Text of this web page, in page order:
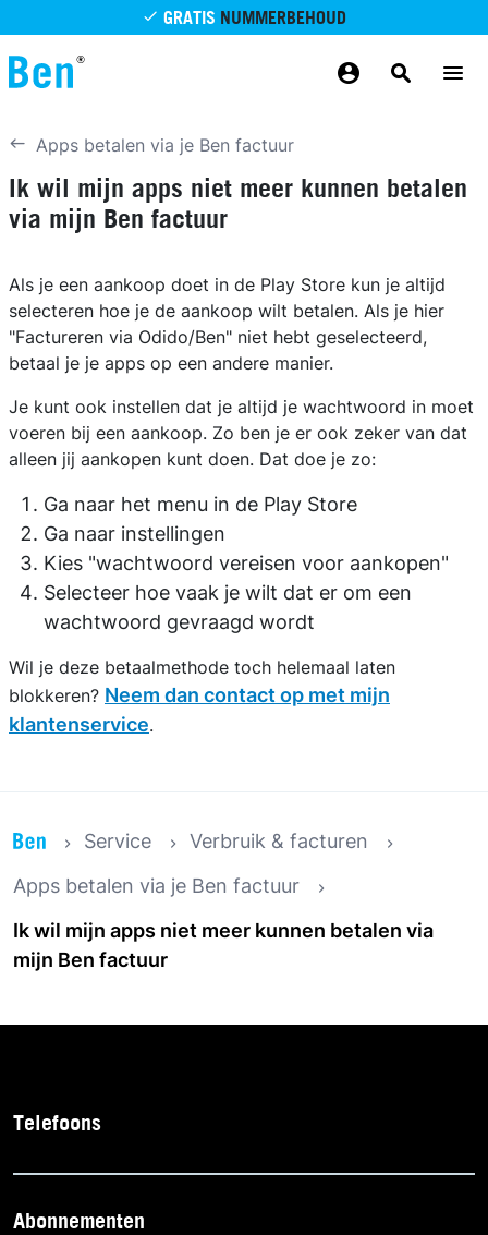
Overslaan en naar de inhoud gaan
GRATIS NUMMERBEHOUD
Apps betalen via je Ben factuur
Ik wil mijn apps niet meer kunnen betalen
via mijn Ben factuur
Als je een aankoop doet in de Play Store kun je altijd
selecteren hoe je de aankoop wilt betalen. Als je hier
"Factureren via Odido/Ben" niet hebt geselecteerd,
betaal je je apps op een andere manier.
Je kunt ook instellen dat je altijd je wachtwoord in moet
voeren bij een aankoop. Zo ben je er ook zeker van dat
alleen jij aankopen kunt doen. Dat doe je zo:
Ga naar het menu in de Play Store
Ga naar instellingen
Kies "wachtwoord vereisen voor aankopen"
Selecteer hoe vaak je wilt dat er om een
wachtwoord gevraagd wordt
Wil je deze betaalmethode toch helemaal laten
blokkeren? Neem dan contact op met mijn
klantenservice.
Service
Verbruik & facturen
Apps betalen via je Ben factuur
Ik wil mijn apps niet meer kunnen betalen via
mijn Ben factuur
Telefoons
Abonnementen